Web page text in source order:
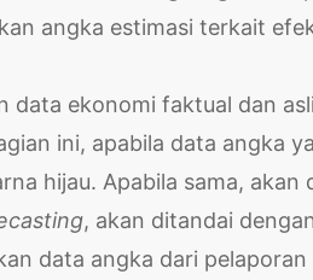
angka estimasi terkait
data ekonomi faktual dan
ini, apabila data angka
hijau. Apabila sama, akan
, akan ditandai
data angka dari